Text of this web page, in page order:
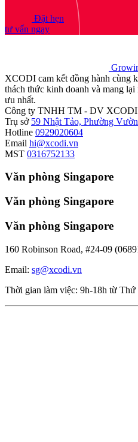
Đặt hẹn
tư vấn ngay
XCODI cam kết đồng hành cùng
thách thức kinh doanh và mang
ưu nhất.
Công ty TNHH TM - DV XCODI
Trụ sở 59 Nhật Tảo, Phường
Hotline 0929020604
Email hi@xcodi.vn
MST 0316752133
Văn phòng Singapore
Văn phòng Singapore
Văn phòng Singapore
160 Robinson Road, #24-09
Email: sg@xcodi.vn
Thời gian làm việc: 9h-18h từ